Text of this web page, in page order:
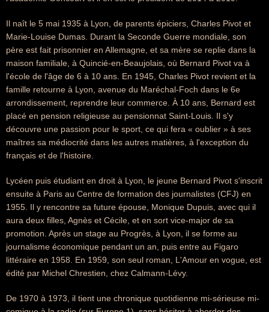
Il naît le 5 mai 1935 à Lyon, de parents épiciers, Charles Pivot et
Marie-Louise Dumas. Durant la Seconde Guerre mondiale, son
père est fait prisonnier en Allemagne, et sa mère se replie dans la
maison familiale, à Quincié-en-Beaujolais, où Bernard Pivot va à
l'école de l'âge de 6 à 10 ans. En 1945, Charles Pivot revient et la
famille retourne à Lyon, avenue du Maréchal-Foch dans le 6e
arrondissement, reprendre leur commerce. À 10 ans, Bernard est
placé en pension religieuse au pensionnat Saint-Louis. Il s'y
découvre une passion pour le sport, ce qui fera « oublier » à ses
maîtres sa médiocrité dans les autres matières, à l'exception du
français et de l'histoire.
Lycéen puis étudiant en droit à Lyon, le jeune Bernard Pivot s'inscrit
ensuite à Paris au Centre de formation des journalistes (CFJ) en
1955. Il y rencontre sa future épouse, Monique Dupuis, avec qui il
aura deux filles, Agnès et Cécile, et en sort vice-major de sa
promotion. Après un stage au Progrès, à Lyon, il se forme au
journalisme économique pendant un an, puis entre au Figaro
littéraire en 1958. En 1959, son seul roman, L'Amour en vogue, est
édité par Michel Chrestien, chez Calmann-Lévy.
De 1970 à 1973, il tient une chronique quotidienne mi-sérieuse mi-